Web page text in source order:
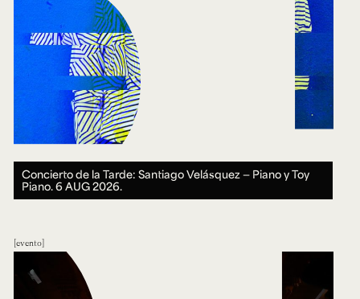
Concierto de la Tarde: Santiago Velásquez — Piano y Toy
Piano.6 AUG 2026.
evento